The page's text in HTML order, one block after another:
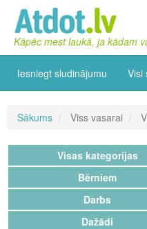
Kāpēc mest laukā, ja kādam
Iesniegt sludinājumu Visi
Sākums Viss vasarai
Visas kategorijas
Bērniem
Darbs
Dažādi